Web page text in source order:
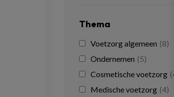
Thema
Voetzorg algemeen (8)
Ondernemen (5)
Cosmetische voetzorg
Medische voetzorg (4)